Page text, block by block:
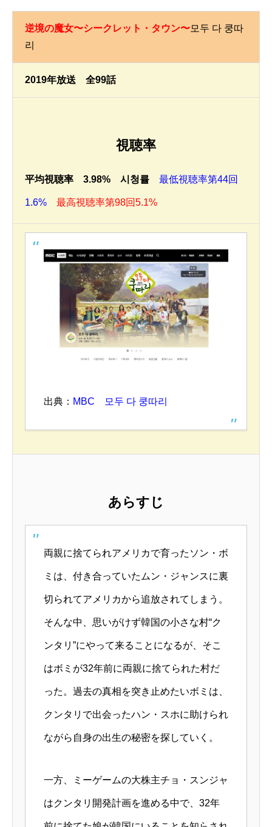
逆境の魔女〜シークレット・タウン〜모두 다 쿵따
리
2019年放送 全99話
視聴率
平均視聴率 3.98% 시청률 最低視聴率第44回
1.6% 最高視聴率第98回5.1%
出典： MBC 모두 다 쿵따리
あらすじ
両親に捨てられアメリカで育ったソン・ボ
ミは、付き合っていたムン・ジャンスに裏
切られてアメリカから追放されてしまう。
そんな中、思いがけず韓国の小さな村“ク
ンタリ”にやって来ることになるが、そこ
はボミが32年前に両親に捨てられた村だ
った。過去の真相を突き止めたいボミは、
クンタリで出会ったハン・スホに助けられ
ながら自身の出生の秘密を探していく。
一方、ミーゲームの大株主チョ・スンジャ
はクンタリ開発計画を進める中で、32年